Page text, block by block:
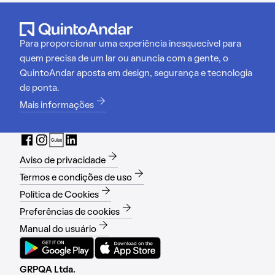
Para proporcionar uma experiência inesquecível para
quem precisa de um lar ou anuncia com a gente, o
QuintoAndar aposta em design, segurança e tecnologia
de ponta.
Mais informações
Aviso de privacidade
Termos e condições de uso
Política de Cookies
Preferências de cookies
Manual do usuário
GRPQA Ltda.